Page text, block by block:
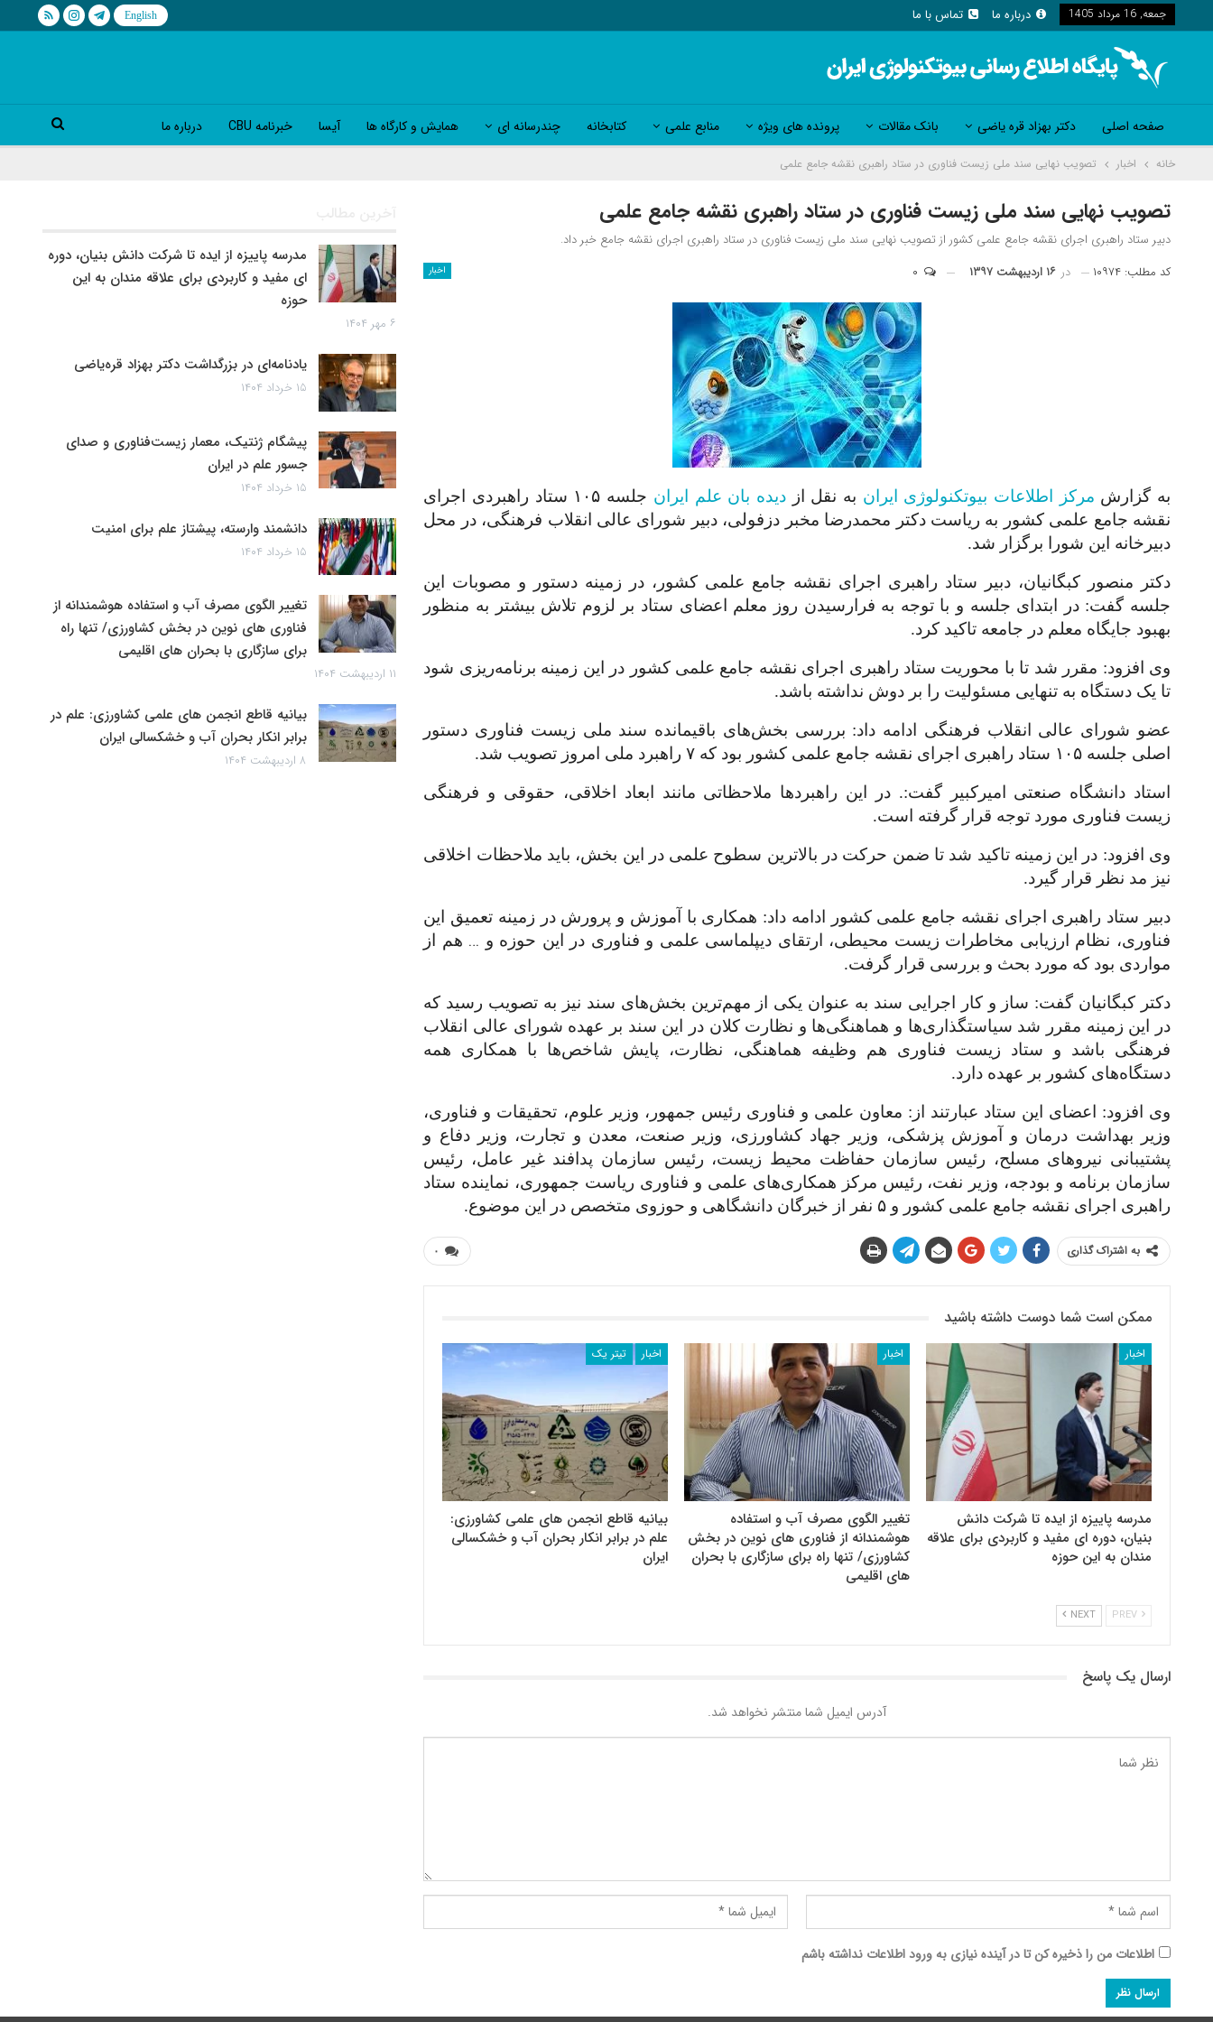
جمعه, 16 مرداد 1405 درباره ما تماس با ما
صفحه اصلی دکتر بهزاد قره یاضی بانک مقالات پرونده های ویژه منابع علمی کتابخانه چندرسانه ای همایش و کارگاه ها آیسا خبرنامه CBU درباره ما
خانه اخبار تصویب نهایی سند ملی زیست فناوری در ستاد راهبری نقشه جامع علمی
تصویب نهایی سند ملی زیست فناوری در ستاد راهبری نقشه جامع علمی
دبیر ستاد راهبری اجرای نقشه جامع علمی کشور از تصویب نهایی سند ملی زیست فناوری در ستاد راهبری اجرای نقشه جامع خبر داد.
اخبار کد مطلب: ۱۰۹۷۴ در ۱۶ اردیبهشت ۱۳۹۷
به گزارش مرکز اطلاعات بیوتکنولوژی ایران به نقل ازدیده بان علم ایران جلسه ۱۰۵ ستاد راهبردی اجرای
نقشه جامع علمی کشور به ریاست دکتر محمدرضا مخبر دزفولی، دبیر شورای عالی انقلاب فرهنگی، در محل
دبیرخانه این شورا برگزار شد.
دکتر منصور کبگانیان، دبیر ستاد راهبری اجرای نقشه جامع علمی کشور، در زمینه دستور و مصوبات این
جلسه گفت: در ابتدای جلسه و با توجه به فرارسیدن روز معلم اعضای ستاد بر لزوم تلاش بیشتر به منظور
بهبود جایگاه معلم در جامعه تاکید کرد.
وی افزود: مقرر شد تا با محوریت ستاد راهبری اجرای نقشه جامع علمی کشور در این زمینه برنامه‌ریزی شود
تا یک دستگاه به تنهایی مسئولیت را بر دوش نداشته باشد.
عضو شورای عالی انقلاب فرهنگی ادامه داد: بررسی بخش‌های باقیمانده سند ملی زیست فناوری دستور
اصلی جلسه ۱۰۵ ستاد راهبری اجرای نقشه جامع علمی کشور بود که ۷ راهبرد ملی امروز تصویب شد.
استاد دانشگاه صنعتی امیرکبیر گفت:. در این راهبردها ملاحظاتی مانند ابعاد اخلاقی، حقوقی و فرهنگی
زیست فناوری مورد توجه قرار گرفته است.
وی افزود: در این زمینه تاکید شد تا ضمن حرکت در بالاترین سطوح علمی در این بخش، باید ملاحظات اخلاقی
نیز مد نظر قرار گیرد.
دبیر ستاد راهبری اجرای نقشه جامع علمی کشور ادامه داد: همکاری با آموزش و پرورش در زمینه تعمیق این
فناوری، نظام ارزیابی مخاطرات زیست محیطی، ارتقای دیپلماسی علمی و فناوری در این حوزه و … هم از
مواردی بود که مورد بحث و بررسی قرار گرفت.
دکتر کبگانیان گفت: ساز و کار اجرایی سند به عنوان یکی از مهم‌ترین بخش‌های سند نیز به تصویب رسید که
در این زمینه مقرر شد سیاستگذاری‌ها و هماهنگی‌ها و نظارت کلان در این سند بر عهده شورای عالی انقلاب
فرهنگی باشد و ستاد زیست فناوری هم وظیفه هماهنگی، نظارت، پایش شاخص‌ها با همکاری همه
دستگاه‌های کشور بر عهده دارد.
وی افزود: اعضای این ستاد عبارتند از: معاون علمی و فناوری رئیس جمهور، وزیر علوم، تحقیقات و فناوری،
وزیر بهداشت درمان و آموزش پزشکی، وزیر جهاد کشاورزی، وزیر صنعت، معدن و تجارت، وزیر دفاع و
پشتیبانی نیروهای مسلح، رئیس سازمان حفاظت محیط زیست، رئیس سازمان پدافند غیر عامل، رئیس
سازمان برنامه و بودجه، وزیر نفت، رئیس مرکز همکاری‌های علمی و فناوری ریاست جمهوری، نماینده ستاد
راهبری اجرای نقشه جامع علمی کشور و ۵ نفر از خبرگان دانشگاهی و حوزوی متخصص در این موضوع.
۰ به اشتراک گذاری
ممکن است شما دوست داشته باشید
اخبار
مدرسه پاییزه از ایده تا شرکت دانش
بنیان، دوره ای مفید و کاربردی برای علاقه
مندان به این حوزه
اخبار
تغییر الگوی مصرف آب و استفاده
هوشمندانه از فناوری های نوین در بخش
کشاورزی/ تنها راه برای سازگاری با بحران
های اقلیمی
اخبار تیتر یک
بیانیه قاطع انجمن های علمی کشاورزی:
علم در برابر انکار بحران آب و خشکسالی
ایران
NEXT
ارسال یک پاسخ
آدرس ایمیل شما منتشر نخواهد شد.
اطلاعات من را ذخیره کن تا در آینده نیازی به ورود اطلاعات نداشته باشم
آخرین مطالب
مدرسه پاییزه از ایده تا شرکت دانش بنیان، دوره
ای مفید و کاربردی برای علاقه مندان به این
حوزه
۶ مهر ۱۴۰۴
یادنامه‌ای در بزرگداشت دکتر بهزاد قره‌یاضی
۱۵ خرداد ۱۴۰۴
پیشگام ژنتیک، معمار زیست‌فناوری و صدای
جسور علم در ایران
۱۵ خرداد ۱۴۰۴
دانشمند وارسته، پیشتاز علم برای امنیت
۱۵ خرداد ۱۴۰۴
تغییر الگوی مصرف آب و استفاده هوشمندانه از
فناوری های نوین در بخش کشاورزی/ تنها راه
برای سازگاری با بحران های اقلیمی
۱۱ اردیبهشت ۱۴۰۴
بیانیه قاطع انجمن های علمی کشاورزی: علم در
برابر انکار بحران آب و خشکسالی ایران
۸ اردیبهشت ۱۴۰۴